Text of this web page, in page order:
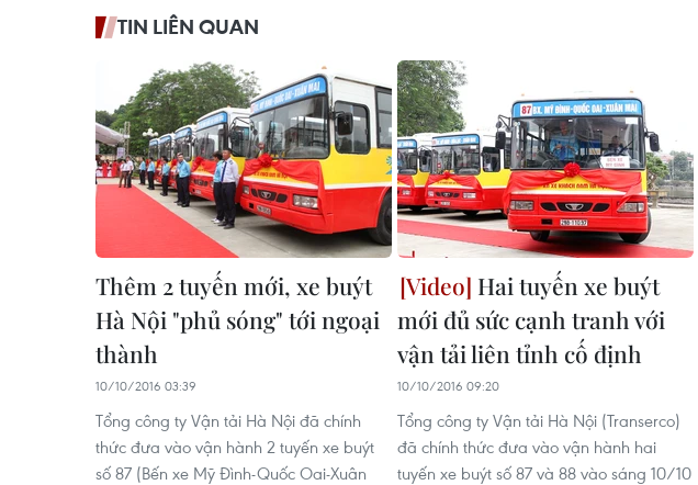
TIN LIÊN QUAN
Thêm 2 tuyến mới, xe buýt
Hà Nội "phủ sóng" tới ngoại
thành
10/10/2016 03:39
Tổng công ty Vận tải Hà Nội đã chính
thức đưa vào vận hành 2 tuyến xe buýt
số 87 (Bến xe Mỹ Đình-Quốc Oai-Xuân
Hai tuyến xe buýt
mới đủ sức cạnh tranh với
vận tải liên tỉnh cố định
10/10/2016 09:20
Tổng công ty Vận tải Hà Nội (Transerco)
đã chính thức đưa vào vận hành hai
tuyến xe buýt số 87 và 88 vào sáng 10/10